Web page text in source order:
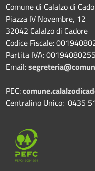
Comune di Calalzo di
Piazza IV Novembre, 12
32042 Calalzo di Cadore
Codice Fiscale:
Partita IVA: 00194080255
Email:
PEC:
Centralino Unico: 0435